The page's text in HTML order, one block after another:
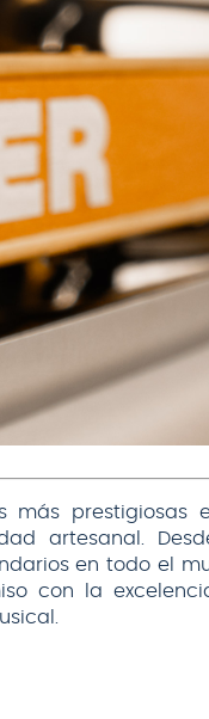
más prestigiosas
artesanal.
en todo el
con la